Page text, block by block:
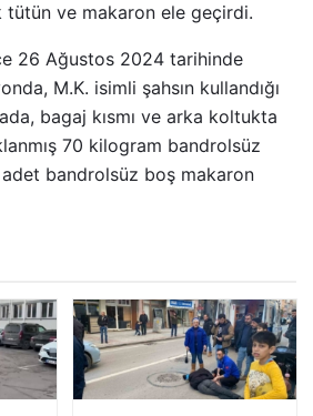
tütün ve makaron ele geçirdi.
26 Ağustos 2024 tarihinde
M.K. isimli şahsın kullandığı
bagaj kısmı ve arka koltukta
70 kilogram bandrolsüz
bandrolsüz boş makaron